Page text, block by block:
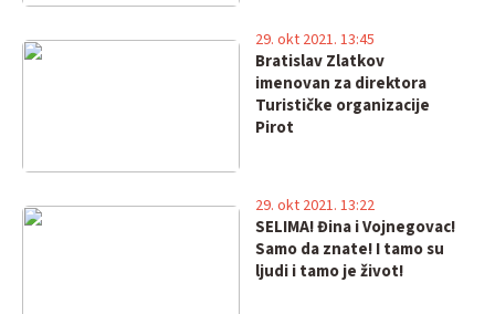
Bratislav Zlatkov
imenovan za direktora
Turističke organizacije
Pirot
29. okt 2021. 13:45
SELIMA! Đina i Vojnegovac!
Samo da znate! I tamo su
ljudi i tamo je život!
29. okt 2021. 13:22